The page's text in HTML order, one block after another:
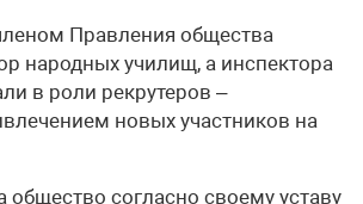
Правления общества
народных училищ, а инспектора
в роли рекрутеров –
новых участников на
общество согласно своему уставу